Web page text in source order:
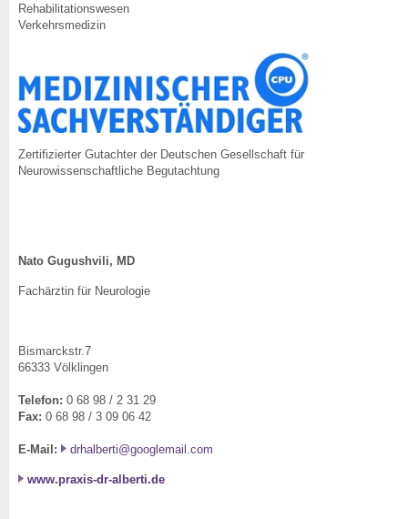
Rehabilitationswesen
Verkehrsmedizin
Zertifizierter Gutachter der Deutschen Gesellschaft für
Neurowissenschaftliche Begutachtung
Nato Gugushvili, MD
Fachärztin für Neurologie
Bismarckstr.7
66333 Völklingen
Telefon: 0 68 98 / 2 31 29
Fax: 0 68 98 / 3 09 06 42
E-Mail: drhalberti@googlemail.com
www.praxis-dr-alberti.de